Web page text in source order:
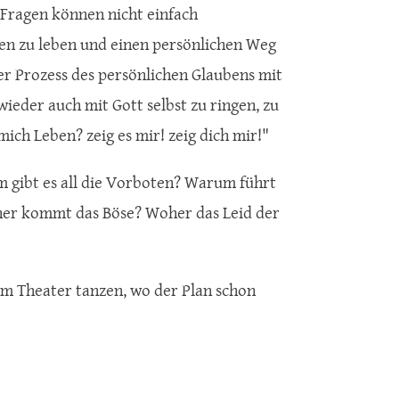
können nicht einfach
zu leben und einen persönlichen Weg
Prozess des persönlichen Glaubens mit
auch mit Gott selbst zu ringen, zu
Leben? zeig es mir! zeig dich mir!"
gibt es all die Vorboten? Warum führt
kommt das Böse? Woher das Leid der
Theater tanzen, wo der Plan schon